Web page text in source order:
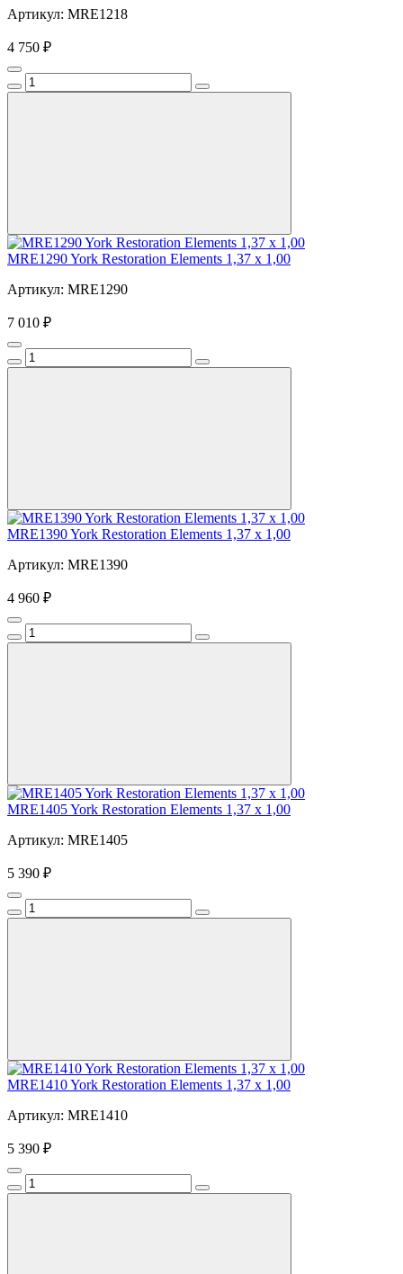
Артикул: MRE1218
4 750 ₽
MRE1290 York Restoration Elements 1,37 x 1,00
Артикул: MRE1290
7 010 ₽
MRE1390 York Restoration Elements 1,37 x 1,00
Артикул: MRE1390
4 960 ₽
MRE1405 York Restoration Elements 1,37 x 1,00
Артикул: MRE1405
5 390 ₽
MRE1410 York Restoration Elements 1,37 x 1,00
Артикул: MRE1410
5 390 ₽